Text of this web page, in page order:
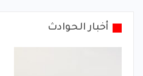
أخبار الحوادث